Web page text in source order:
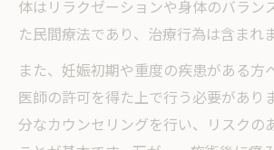
体はリラクゼーションや身体のバラン
た民間療法であり、治療行為は含まれ
また、妊娠初期や重度の疾患がある方
医師の許可を得た上で行う必要があり
分なカウンセリングを行い、リスクの